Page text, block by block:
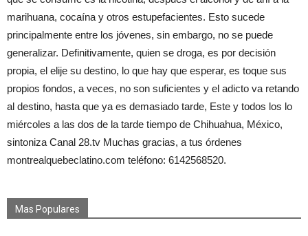
marihuana, cocaína y otros estupefacientes. Esto sucede
principalmente entre los jóvenes, sin embargo, no se puede
generalizar. Definitivamente, quien se droga, es por decisión
propia, el elije su destino, lo que hay que esperar, es toque sus
propios fondos, a veces, no son suficientes y el adicto va retando
al destino, hasta que ya es demasiado tarde, Este y todos los lo
miércoles a las dos de la tarde tiempo de Chihuahua, México,
sintoniza Canal 28.tv Muchas gracias, a tus órdenes
montrealquebeclatino.com teléfono: 6142568520.
Mas Populares